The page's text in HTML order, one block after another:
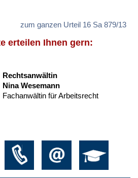
zum ganzen Urteil 16 Sa 879/13
erteilen Ihnen gern:
Rechtsanwältin
Nina Wesemann
Fachanwältin für Arbeitsrecht